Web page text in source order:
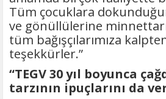
Tüm çocuklara
ve gönüllülerine
tüm bağışçılarımıza
teşekkürler.”
“TEGV 30 yıl boyunca
tarzının ipuçlarını da